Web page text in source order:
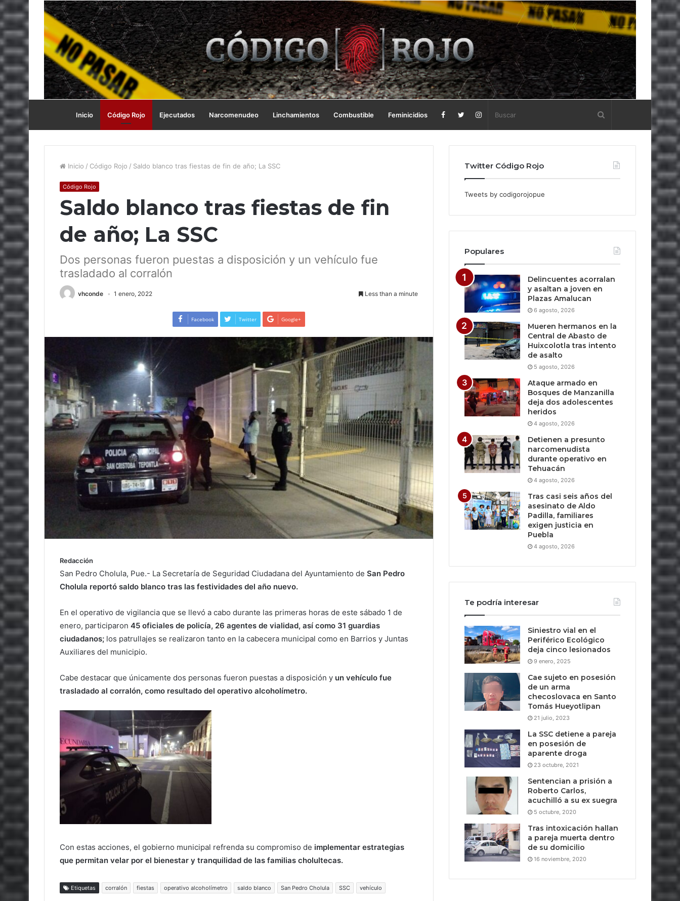
Inicio Código Rojo Ejecutados Narcomenudeo Linchamientos Combustible Feminicidios
Inicio / Código Rojo / Saldo blanco tras fiestas de fin de año; La SSC
Código Rojo
Saldo blanco tras fiestas de fin
de año; La SSC
Dos personas fueron puestas a disposición y un vehículo fue
trasladado al corralón
vhconde 1 enero, 2022 Less than a minute
Facebook Twitter Google+
Redacción
San Pedro Cholula, Pue.- La Secretaría de Seguridad Ciudadana del Ayuntamiento de San Pedro
Cholula reportó saldo blanco tras las festividades del año nuevo.
En el operativo de vigilancia que se llevó a cabo durante las primeras horas de este sábado 1 de
enero, participaron 45 oficiales de policía, 26 agentes de vialidad, así como 31 guardias
ciudadanos; los patrullajes se realizaron tanto en la cabecera municipal como en Barrios y Juntas
Auxiliares del municipio.
Cabe destacar que únicamente dos personas fueron puestas a disposición y un vehículo fue
trasladado al corralón, como resultado del operativo alcoholímetro.
Con estas acciones, el gobierno municipal refrenda su compromiso de implementar estrategias
que permitan velar por el bienestar y tranquilidad de las familias cholultecas.
Etiquetas corralón fiestas operativo alcoholímetro saldo blanco San Pedro Cholula SSC vehículo
Twitter Código Rojo
Tweets by codigorojopue
Populares
Delincuentes acorralan
y asaltan a joven en
Plazas Amalucan
6 agosto, 2026
Mueren hermanos en la
Central de Abasto de
Huixcolotla tras intento
de asalto
5 agosto, 2026
Ataque armado en
Bosques de Manzanilla
deja dos adolescentes
heridos
4 agosto, 2026
Detienen a presunto
narcomenudista
durante operativo en
Tehuacán
4 agosto, 2026
Tras casi seis años del
asesinato de Aldo
Padilla, familiares
exigen justicia en
Puebla
4 agosto, 2026
Te podría interesar
Siniestro vial en el
Periférico Ecológico
deja cinco lesionados
9 enero, 2025
Cae sujeto en posesión
de un arma
checoslovaca en Santo
Tomás Hueyotlipan
21 julio, 2023
La SSC detiene a pareja
en posesión de
aparente droga
23 octubre, 2021
Sentencian a prisión a
Roberto Carlos,
acuchilló a su ex suegra
5 octubre, 2020
Tras intoxicación hallan
a pareja muerta dentro
de su domicilio
16 noviembre, 2020